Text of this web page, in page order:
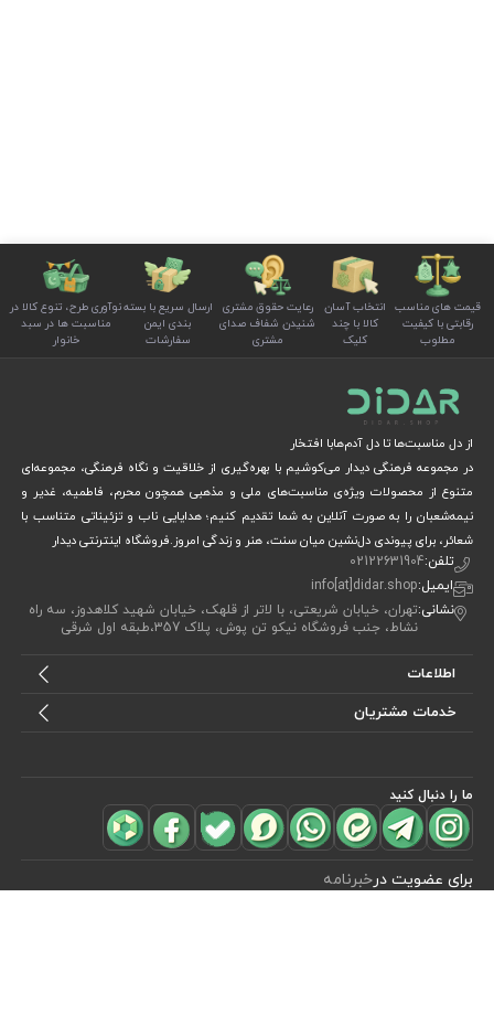
مشاهده محصولات(0)
قیمت های مناسب
رقابتی با کیفیت
مطلوب
انتخاب آسان
کالا با چند
کلیک
رعایت حقوق مشتری
شنیدن شفاف صدای
مشتری
ارسال سریع با بسته
بندی ایمن
سفارشات
نوآوری طرح، تنوع کالا در
مناسبت ها در سبد
خانوار
از دل مناسبت‌ها تا دل آدم‌هابا افتخار
در مجموعه فرهنگی دیدار می‌کوشیم با بهره‌گیری از خلاقیت و نگاه فرهنگی، مجموعه‌ای
متنوع از محصولات ویژه‌ی مناسبت‌های ملی و مذهبی همچون محرم، فاطمیه، غدیر و
نیمه‌شعبان را به صورت آنلاین به شما تقدیم کنیم؛ هدایایی ناب و تزئیناتی متناسب با
شعائر، برای پیوندی دل‌نشین میان سنت، هنر و زندگی امروز.فروشگاه اینترنتی دیدار
تلفن:02122631904
ایمیل:info[at]didar.shop
نشانی:تهران، خیابان شریعتی، با لاتر از قلهک، خیابان شهید کلاهدوز، سه راه
نشاط، جنب فروشگاه نیکو تن پوش، پلاک 357،طبقه اول شرقی
اطلاعات
خدمات مشتریان
ما را دنبال کنید
برای عضویت درخبرنامه